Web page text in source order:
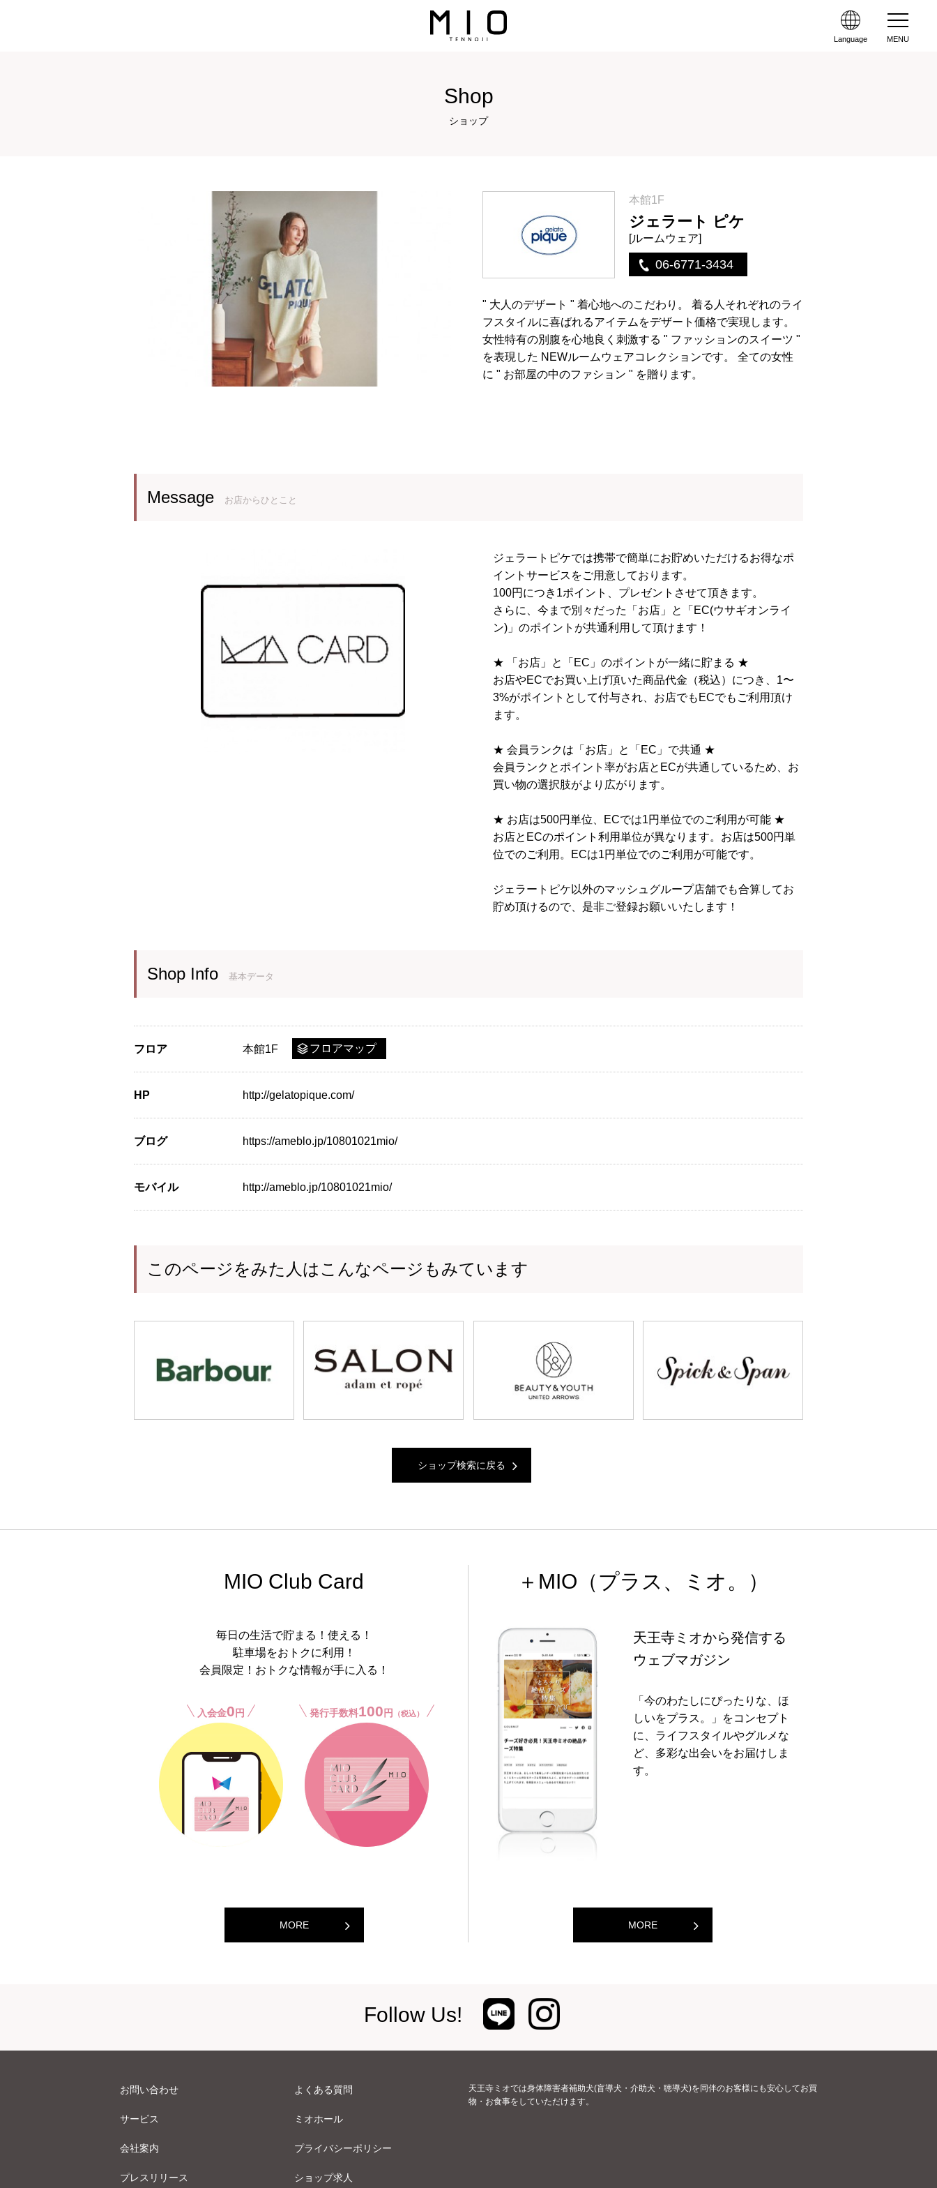
Language MENU
Shop
ショップ
本館1F
ジェラート ピケ
[ルームウェア]
06-6771-3434
" 大人のデザート " 着心地へのこだわり。 着る人それぞれのライ
フスタイルに喜ばれるアイテムをデザート価格で実現します。
女性特有の別腹を心地良く刺激する " ファッションのスイーツ "
を表現した NEWルームウェアコレクションです。 全ての女性
に " お部屋の中のファション " を贈ります。
Message お店からひとこと
ジェラートピケでは携帯で簡単にお貯めいただけるお得なポ
イントサービスをご用意しております。
100円につき1ポイント、プレゼントさせて頂きます。
さらに、今まで別々だった「お店」と「EC(ウサギオンライ
ン)」のポイントが共通利用して頂けます！
★ 「お店」と「EC」のポイントが一緒に貯まる ★
お店やECでお買い上げ頂いた商品代金（税込）につき、1〜
3%がポイントとして付与され、お店でもECでもご利用頂け
ます。
★ 会員ランクは「お店」と「EC」で共通 ★
会員ランクとポイント率がお店とECが共通しているため、お
買い物の選択肢がより広がります。
★ お店は500円単位、ECでは1円単位でのご利用が可能 ★
お店とECのポイント利用単位が異なります。お店は500円単
位でのご利用。ECは1円単位でのご利用が可能です。
ジェラートピケ以外のマッシュグループ店舗でも合算してお
貯め頂けるので、是非ご登録お願いいたします！
Shop Info 基本データ
フロア 本館1F フロアマップ
HP http://gelatopique.com/
ブログ https://ameblo.jp/10801021mio/
モバイル http://ameblo.jp/10801021mio/
このページをみた人はこんなページもみています
ショップ検索に戻る
MIO Club Card
毎日の生活で貯まる！使える！
駐車場をおトクに利用！
会員限定！おトクな情報が手に入る！
入会金0円 発行手数料100円 （税込）
MORE
＋MIO （プラス、ミオ。）
天王寺ミオから発信する
ウェブマガジン
「今のわたしにぴったりな、ほ
しいをプラス。」をコンセプト
に、ライフスタイルやグルメな
ど、多彩な出会いをお届けしま
す。
MORE
Follow Us!
お問い合わせ よくある質問
サービス ミオホール
会社案内 プライバシーポリシー
プレスリリース ショップ求人
天王寺ミオでは身体障害者補助犬(盲導犬・介助犬・聴導犬)を同伴のお客様にも安心してお買
物・お食事をしていただけます。